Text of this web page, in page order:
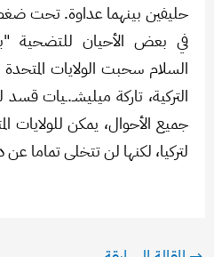
حليفين بينهما عداوة. تحت
في بعض الأحيان للتضحية
السلام سحبت الولايات
التركية، تاركة ميليشـ.ـيات
جميع الأحوال، يمكن للولايات
لتركيا، لكنها لن تتخلى تماما عن